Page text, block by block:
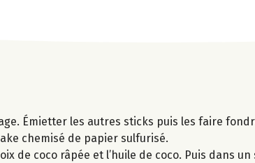
Émietter les autres sticks puis les faire
chemisé de papier sulfurisé.
de coco râpée et l’huile de coco. Puis dans